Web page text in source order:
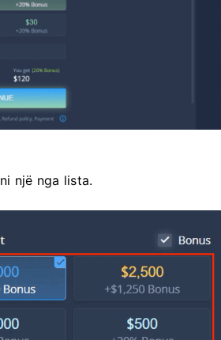
një nga lista.